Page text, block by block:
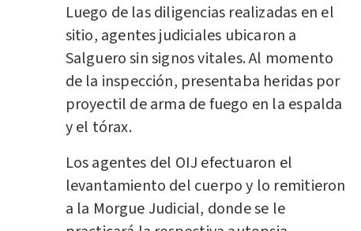
Luego de las diligencias realizadas en el
sitio, agentes judiciales ubicaron a
Salguero sin signos vitales. Al momento
de la inspección, presentaba heridas por
proyectil de arma de fuego en la espalda
y el tórax.
Los agentes del OIJ efectuaron el
levantamiento del cuerpo y lo remitieron
a la Morgue Judicial, donde se le